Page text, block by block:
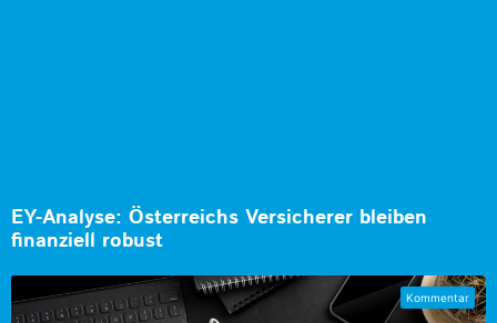
EY-Analyse: Österreichs Versicherer bleiben
finanziell robust